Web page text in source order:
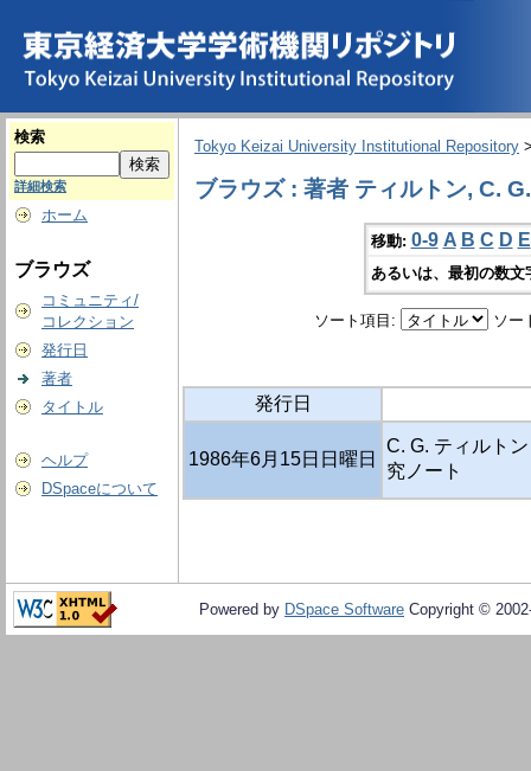
検索
詳細検索
ホーム
ブラウズ
コミュニティ/
コレクション
発行日
著者
タイトル
ヘルプ
DSpaceについて
Tokyo Keizai University Institutional Repository
ブラウズ : 著者 ティルトン, C. G.
移動: 0-9 A B C D E
あるいは、最初の数
ソート項目: ソー
発行日
1986年6月15日日曜日
C. G. ティルト
究ノート
Powered by DSpace Software Copyright ©